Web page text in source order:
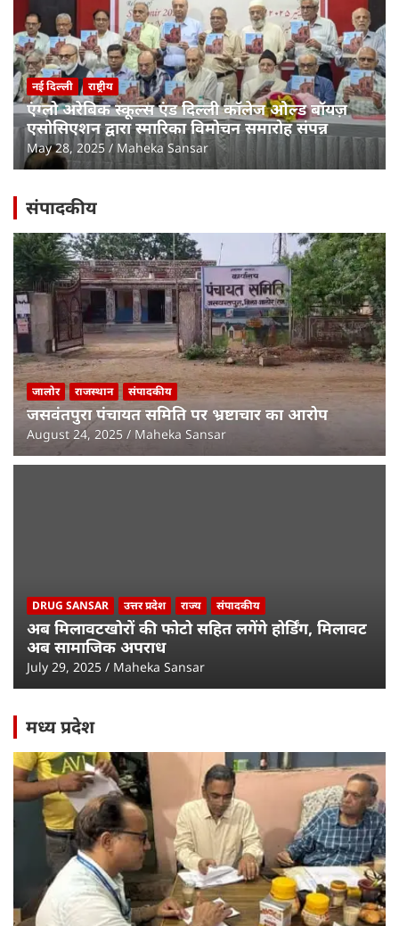
नई दिल्ली राष्ट्रीय
एंग्लो अरेबिक स्कूल्स एंड दिल्ली कॉलेज ओल्ड बॉयज़
एसोसिएशन द्वारा स्मारिका विमोचन समारोह संपन्न
May 28, 2025 Maheka Sansar
संपादकीय
जालोर राजस्थान संपादकीय
जसवंतपुरा पंचायत समिति पर भ्रष्टाचार का आरोप
August 24, 2025 Maheka Sansar
DRUG SANSAR उत्तर प्रदेश राज्य संपादकीय
अब मिलावटखोरों की फोटो सहित लगेंगे होर्डिंग, मिलावट
अब सामाजिक अपराध
July 29, 2025 Maheka Sansar
मध्य प्रदेश